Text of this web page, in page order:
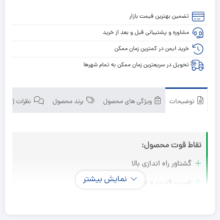
تضمین بهترین قیمت بازار
مشاوره و پشتیبانی قبل و بعد از خرید
خرید ایمن در کمترین زمان ممکن
تحویل در سریعترین زمان ممکن به تمام شهرها
توضیحات ویژگی های محصول برند محصول نظرات (0)
نقاط قوت محصول:
گشتاور راه اندازی بالا
ضریب قدرت و بازده بالانمایش بیشتر